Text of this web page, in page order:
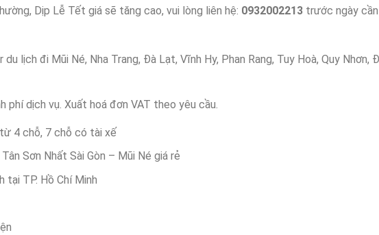
Dịp Lễ Tết giá sẽ tăng cao, vui lòng liên hệ: 0932002213trước ngày
lịch đi Mũi Né, Nha Trang, Đà Lạt, Vĩnh Hy, Phan Rang, Tuy Hoà, Quy Nhơn,
phí dịch vụ. Xuất hoá đơn VAT theo yêu cầu.
4 chỗ, 7 chỗ có tài xế
Sơn Nhất Sài Gòn – Mũi Né giá rẻ
tại TP. Hồ Chí Minh